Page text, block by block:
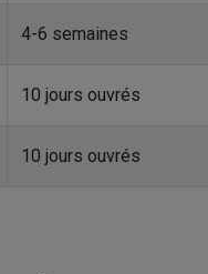
4-6 semaines
10 jours ouvrés
10 jours ouvrés